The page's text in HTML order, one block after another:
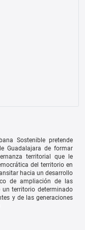
Sostenible pretende
Guadalajara de formar
territorial que le
del territorio en
hacia un desarrollo
de ampliación de las
territorio determinado
y de las generaciones